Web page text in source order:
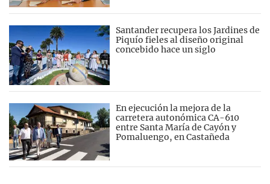
Santander recupera los Jardines de
Piquío fieles al diseño original
concebido hace un siglo
En ejecución la mejora de la
carretera autonómica CA-610
entre Santa María de Cayón y
Pomaluengo, en Castañeda